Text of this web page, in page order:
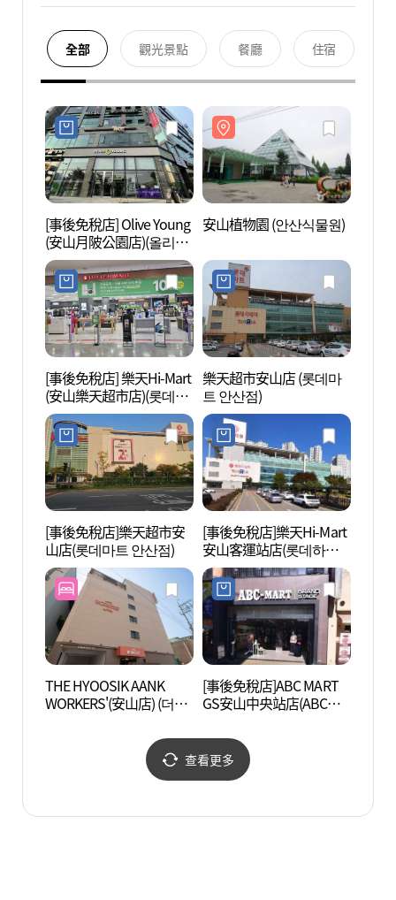
全部 觀光景點 餐廳 住宿
[事後免稅店] Olive Young
(安山月陂公園店)(올리브
영 안산월피공원점)
安山植物園 (안산식물원)
[事後免稅店] 樂天Hi-Mart
(安山樂天超市店)(롯데하
이마트 안산롯데마트점)
樂天超市安山店 (롯데마
트 안산점)
[事後免稅店]樂天超市安
山店(롯데마트 안산점)
[事後免稅店]樂天Hi-Mart
安山客運站店(롯데하이
마트 안산터미널점)
THE HYOOSIK AANK
WORKERS'(安山店) (더휴
[事後免稅店]ABC MART
GS安山中央站店(ABC마
查看更多